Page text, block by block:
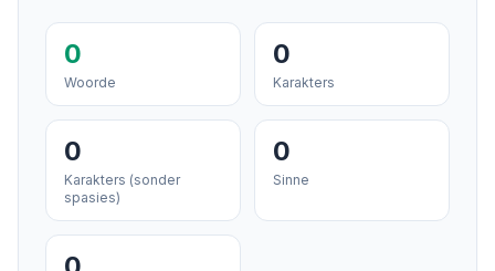
0
Woorde
0
Karakters
0
Karakters (sonder
spasies)
0
Sinne